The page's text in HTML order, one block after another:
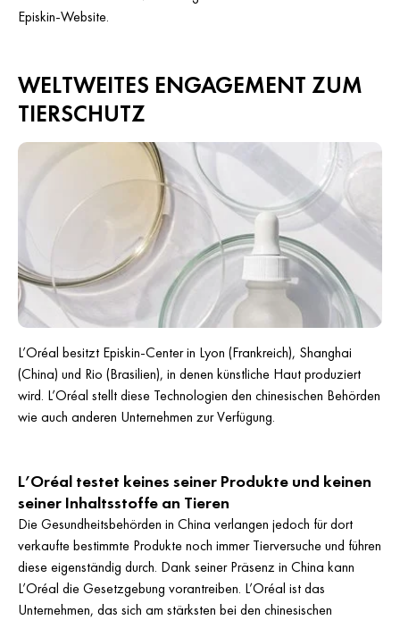
Episkin-Website.
WELTWEITES ENGAGEMENT ZUM
TIERSCHUTZ
L’Oréal besitzt Episkin-Center in Lyon (Frankreich), Shanghai
(China) und Rio (Brasilien), in denen künstliche Haut produziert
wird. L’Oréal stellt diese Technologien den chinesischen Behörden
wie auch anderen Unternehmen zur Verfügung.
L’Oréal testet keines seiner Produkte und keinen
seiner Inhaltsstoffe an Tieren
Die Gesundheitsbehörden in China verlangen jedoch für dort
verkaufte bestimmte Produkte noch immer Tierversuche und führen
diese eigenständig durch. Dank seiner Präsenz in China kann
L’Oréal die Gesetzgebung vorantreiben. L’Oréal ist das
Unternehmen, das sich am stärksten bei den chinesischen